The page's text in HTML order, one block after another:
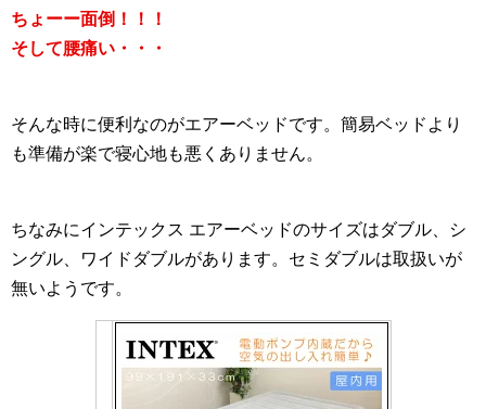
ちょーー面倒！！！
そして腰痛い・・・
そんな時に便利なのがエアーベッドです。簡易ベッドより
も準備が楽で寝心地も悪くありません。
ちなみにインテックス エアーベッドのサイズはダブル、シ
ングル、ワイドダブルがあります。セミダブルは取扱いが
無いようです。